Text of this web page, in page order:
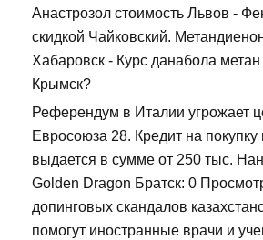
Анастрозол стоимость Львов -
скидкой Чайковский.
Хабаровск - Курс данабола метан
Крымск?
Референдум в Италии угрожает
Евросоюза 28. Кредит на покупку
выдается в сумме от 250 тыс.
Golden Dragon Братск: 0
допинговых скандалов
помогут иностранные врачи и